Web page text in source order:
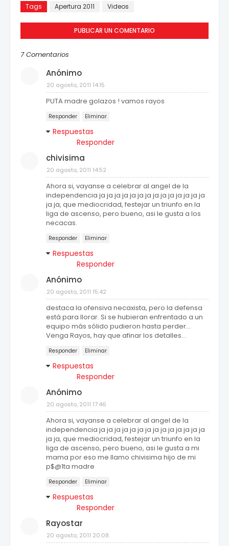
Tags Apertura 2011 Videos
PUBLICAR UN COMENTARIO
7 Comentarios
Anónimo
20 agosto, 2011 14:15
PUTA madre golazos ! vamos rayos
Responder Eliminar
Respuestas
Responder
chivisima
20 agosto, 2011 14:52
Ahora si, vayanse a celebrar al angel de la
independencia ja ja ja ja ja ja ja ja ja ja ja ja ja ja
ja ja, que mediocridad, festejar un triunfo en la
liga de ascenso, pero bueno, asi le gusta a los
necacas.
Responder Eliminar
Respuestas
Responder
Anónimo
20 agosto, 2011 15:42
destaca la ofensiva necaxista, pero la defensa
está para llorar. Si se hubieran enfrentado a un
equipo más sólido pudieron hasta perder...
Venga Rayos, hay que afinar los detalles...
Responder Eliminar
Respuestas
Responder
Anónimo
20 agosto, 2011 17:46
Ahora si, vayanse a celebrar al angel de la
independencia ja ja ja ja ja ja ja ja ja ja ja ja ja ja
ja ja, que mediocridad, festejar un triunfo en la
liga de ascenso, pero bueno, asi le gusta a mi
mama por eso me llamo chivisima hijo de mi
p$@1ta madre
Responder Eliminar
Respuestas
Responder
Rayostar
20 agosto, 2011 20:08